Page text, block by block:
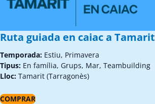
Ruta guiada en caiac a Tamarit
Temporada: Estiu, Primavera
Tipus: En família, Grups, Mar, Teambuilding
Lloc: Tamarit (Tarragonès)
COMPRAR